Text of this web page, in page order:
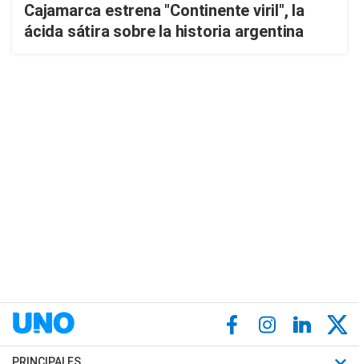
Cajamarca estrena "Continente viril", la
ácida sátira sobre la historia argentina